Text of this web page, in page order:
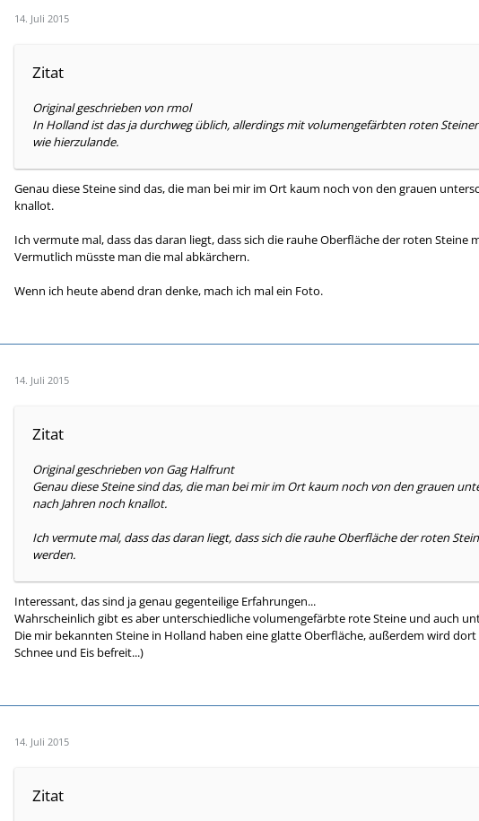
14. Juli 2015
Zitat
Original geschrieben von rmol
In Holland ist das ja durchweg üblich, allerdings mit volumengefärbten roten
wie hierzulande.
Genau diese Steine sind das, die man bei mir im Ort kaum noch von den grauen
knallot.
Ich vermute mal, dass das daran liegt, dass sich die rauhe Oberfläche der roten
Vermutlich müsste man die mal abkärchern.
Wenn ich heute abend dran denke, mach ich mal ein Foto.
14. Juli 2015
Zitat
Original geschrieben von Gag Halfrunt
Genau diese Steine sind das, die man bei mir im Ort kaum noch von den grauen
nach Jahren noch knallot.
Ich vermute mal, dass das daran liegt, dass sich die rauhe Oberfläche der roten
werden.
Interessant, das sind ja genau gegenteilige Erfahrungen...
Wahrscheinlich gibt es aber unterschiedliche volumengefärbte rote Steine und auch
Die mir bekannten Steine in Holland haben eine glatte Oberfläche, außerdem wird
Schnee und Eis befreit...)
14. Juli 2015
Zitat